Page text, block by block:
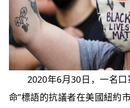
2020年6月30日，一名口
命”標語的抗議者在美國紐約